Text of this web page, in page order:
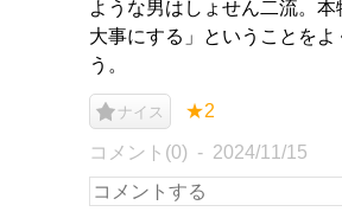
ような男はしょせん二流。
大事にする」ということを
う。
ナイス ★2
コメント(0) 2024/11/15